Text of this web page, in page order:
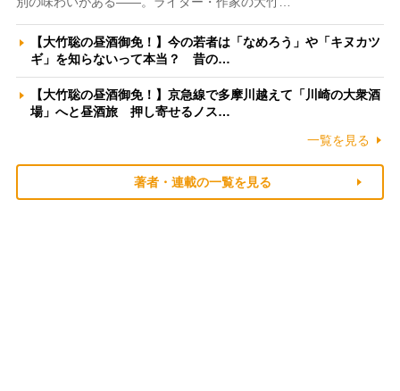
【大竹聡の昼酒御免！】今の若者は「なめろう」や「キヌカツ
ギ」を知らないって本当？ 昔の…
【大竹聡の昼酒御免！】京急線で多摩川越えて「川崎の大衆酒
場」へと昼酒旅 押し寄せるノス…
一覧を見る
著者・連載の一覧を見る